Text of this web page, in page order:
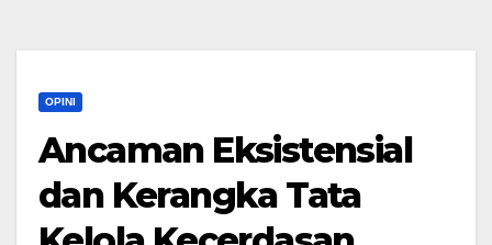
OPINI
Ancaman Eksistensial
dan Kerangka Tata